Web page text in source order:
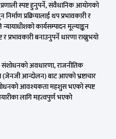
स्पष्ट हुनुपर्ने, संवैधानिक आयोगको
प्रक्रियालाई थप प्रभावकारी र
कार्यसम्पादन मूल्याङ्कन
प्रभावकारी बनाउनुपर्ने धारणा राख्नुभयो
अवधारणा, राजनीतिक
आन्दोलन) बाट आएको भ्रष्टाचार
आवश्यकता महशुस भएको स्पष्ट
लागि महत्वपुर्ण भएको